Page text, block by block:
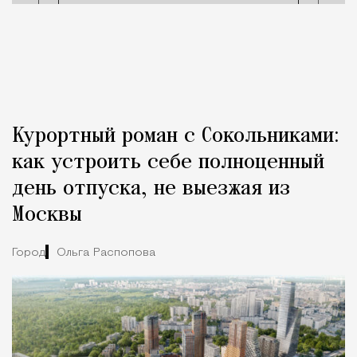
Курортный роман с Сокольниками:
как устроить себе полноценный
день отпуска, не выезжая из
Москвы
Город Ольга Распопова